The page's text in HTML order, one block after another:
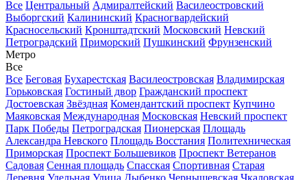
Все Центральный Адмиралтейский Василеостровский
Выборгский Калининский Красногвардейский
Красносельский Кронштадтский Московский Невский
Петроградский Приморский Пушкинский Фрунзенский
Метро
Все
Все Беговая Бухарестская Василеостровская Владимирская
Горьковская Гостиный двор Гражданский проспект
Достоевская Звёздная Комендантский проспект Купчино
Маяковская Международная Московская Невский проспект
Парк Победы Петроградская Пионерская Площадь
Александра Невского Площадь Восстания Политехническая
Приморская Проспект Большевиков Проспект Ветеранов
Садовая Сенная площадь Спасская Спортивная Старая
Деревня Удельная Улица Дыбенко Чернышевская Чкаловская